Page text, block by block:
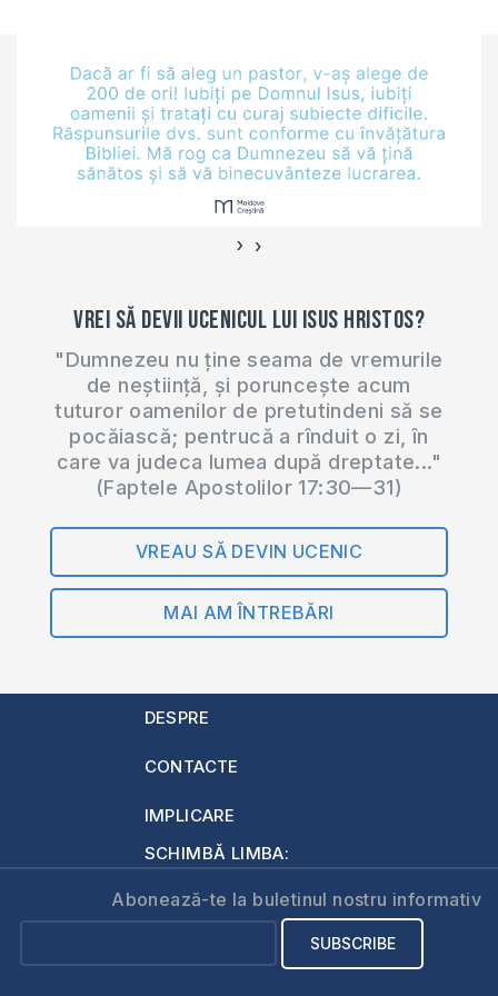
(oamenii de ştiinţă)
spun că munţii s-au
format în urma
mişcării plăcilor sau
‹ ›
Vrei să devii ucenicul lui Isus Hristos?
"Dumnezeu nu ține seama de vremurile
de neștiință, și poruncește acum
tuturor oamenilor de pretutindeni să se
pocăiască; pentrucă a rînduit o zi, în
care va judeca lumea după dreptate..."
(Faptele Apostolilor 17:30—31)
VREAU SĂ DEVIN UCENIC
MAI AM ÎNTREBĂRI
DESPRE
CONTACTE
IMPLICARE
SCHIMBĂ LIMBA:
Abonează-te la buletinul nostru informativ